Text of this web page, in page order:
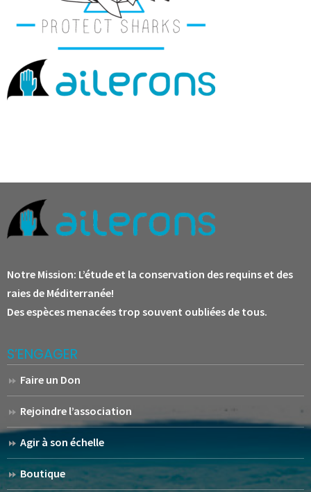
Notre Mission: L’étude et la conservation des requins et des
raies de Méditerranée!
Des espèces menacées trop souvent oubliées de tous.
S’ENGAGER
Faire un Don
Rejoindre l’association
Agir à son échelle
Boutique